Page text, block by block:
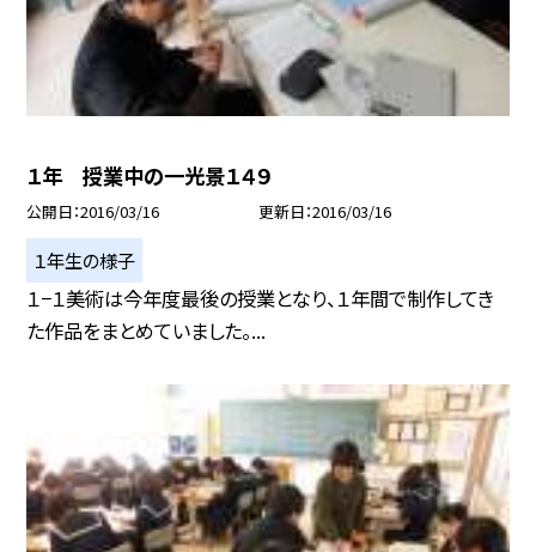
１年 授業中の一光景１４９
公開日 2016/03/16 更新日 2016/03/16
１年生の様子
１−１美術は今年度最後の授業となり、１年間で制作してき
た作品をまとめていました。...